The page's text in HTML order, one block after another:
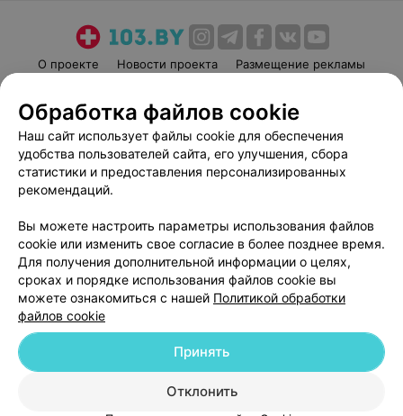
О проекте Новости проекта
Размещение рекламы
Пользовательское соглашение
Способы оплаты
Вакансии
Партнеры
Написать руководителю 103.by
Обработка персональных данных
© 2026 ООО «Артокс Лаб», УНП 191700409
| 220012, Республика Беларусь,
г. Минск, улица Толбухина, 2, пом. 16 | help@103.by
Служба поддержки +375 291212755
Обработка файлов cookie
Наш сайт использует файлы cookie для обеспечения
удобства пользователей сайта, его улучшения, сбора
статистики и предоставления персонализированных
рекомендаций.
Вы можете настроить параметры использования файлов
cookie или изменить свое согласие в более позднее время.
Для получения дополнительной информации о целях,
сроках и порядке использования файлов cookie вы
можете ознакомиться с нашей Политикой обработки
файлов cookie
Отклонить
Принять